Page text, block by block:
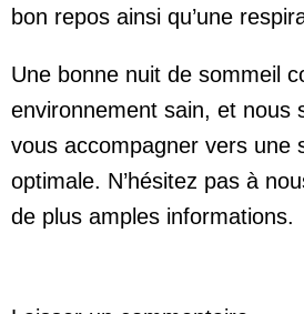
bon repos ainsi qu’une
Une bonne nuit de sommeil
environnement sain, et nous
vous accompagner vers une
optimale. N’hésitez pas à
de plus amples informations.